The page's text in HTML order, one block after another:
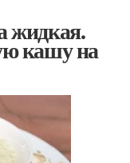
жидкая.
кашу на